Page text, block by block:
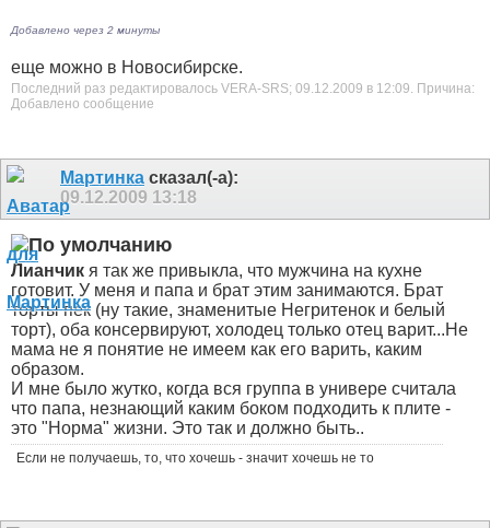
Добавлено через 2 минуты
еще можно в Новосибирске.
Последний раз редактировалось VERA-SRS; 09.12.2009 в 12:09. Причина:
Добавлено сообщение
Мартинка сказал(-а):
09.12.2009 13:18
Лианчик я так же привыкла, что мужчина на кухне
готовит. У меня и папа и брат этим занимаются. Брат
торты пек (ну такие, знаменитые Негритенок и белый
торт), оба консервируют, холодец только отец варит...Не
мама не я понятие не имеем как его варить, каким
образом.
И мне было жутко, когда вся группа в универе считала
что папа, незнающий каким боком подходить к плите -
это "Норма" жизни. Это так и должно быть..
Если не получаешь, то, что хочешь - значит хочешь не то